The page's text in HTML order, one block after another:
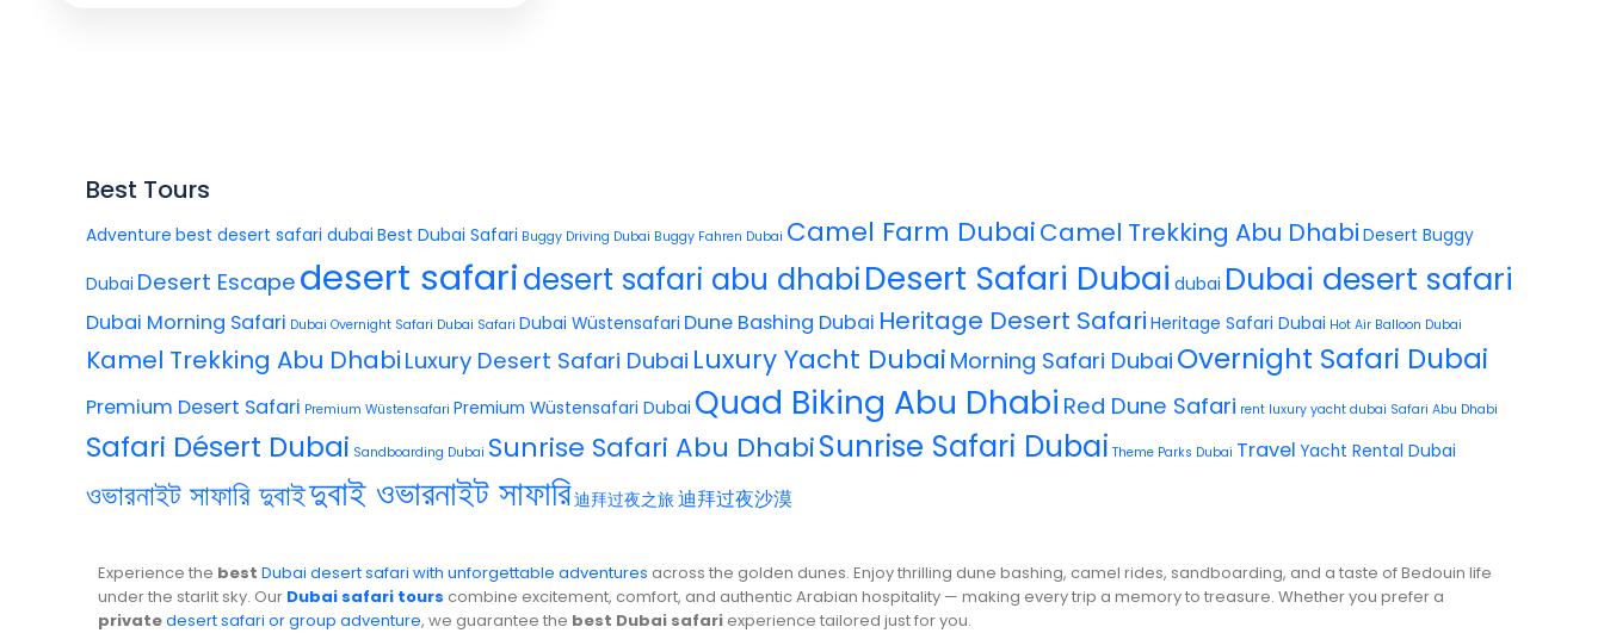
Best Tours
Adventure best desert safari dubai Best Dubai Safari Buggy Driving Dubai Buggy Fahren Dubai Camel Farm DubaiCamel Trekking Abu Dhabi Desert Buggy
Dubai Desert Escape desert safaridesert safari abu dhabiDesert Safari Dubai dubai Dubai desert safari
Dubai Morning Safari Dubai Overnight Safari Dubai Safari Dubai Wüstensafari Dune Bashing Dubai Heritage Desert Safari Heritage Safari Dubai Hot Air Balloon Dubai
Kamel Trekking Abu Dhabi Luxury Desert Safari Dubai Luxury Yacht Dubai Morning Safari Dubai Overnight Safari Dubai
Premium Desert Safari Premium Wüstensafari Premium Wüstensafari Dubai Quad Biking Abu Dhabi Red Dune Safari rent luxury yacht dubai Safari Abu Dhabi
Safari Désert Dubai Sandboarding Dubai Sunrise Safari Abu DhabiSunrise Safari Dubai Theme Parks Dubai Travel Yacht Rental Dubai
ওভারনাইট সাফারি দুবাইদুবাই ওভারনাইট সাফারি迪拜过夜之旅迪拜过夜沙漠
Experience the best Dubai desert safari with unforgettable adventures across the golden dunes. Enjoy thrilling dune bashing, camel rides, sandboarding, and a taste of Bedouin life
under the starlit sky. Our Dubai safari tours combine excitement, comfort, and authentic Arabian hospitality — making every trip a memory to treasure. Whether you prefer a
privatedesert safari or group adventure, we guarantee the best Dubai safari experience tailored just for you.